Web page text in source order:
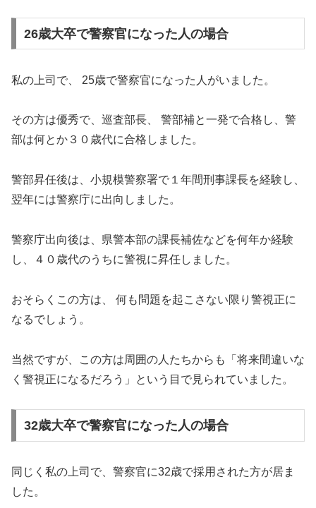
26歳大卒で警察官になった人の場合
私の上司で、 25歳で警察官になった人がいました。
その方は優秀で、巡査部長、 警部補と一発で合格し、警
部は何とか３０歳代に合格しました。
警部昇任後は、小規模警察署で１年間刑事課長を経験し、
翌年には警察庁に出向しました。
警察庁出向後は、県警本部の課長補佐などを何年か経験
し、４０歳代のうちに警視に昇任しました。
おそらくこの方は、 何も問題を起こさない限り警視正に
なるでしょう。
当然ですが、この方は周囲の人たちからも「将来間違いな
く警視正になるだろう」という目で見られていました。
32歳大卒で警察官になった人の場合
同じく私の上司で、警察官に32歳で採用された方が居ま
した。